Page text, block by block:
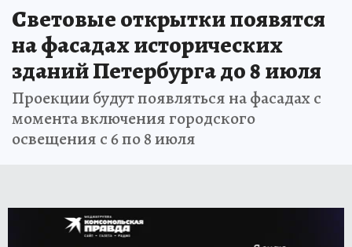
Световые открытки появятся
на фасадах исторических
зданий Петербурга до 8 июля
Проекции будут появляться на фасадах с
момента включения городского
освещения с 6 по 8 июля